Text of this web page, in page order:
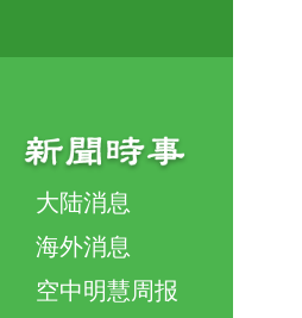
大陆消息
海外消息
空中明慧周报